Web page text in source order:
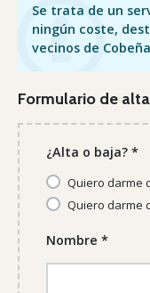
Se trata de un
ningún coste,
vecinos de
Formulario de alta
¿Alta o baja? *
Quiero darme
Quiero darme
Nombre *